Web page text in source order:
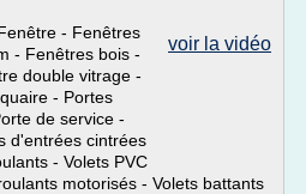
voir la vidéo
- Fenêtres
- Fenêtres bois -
double vitrage -
- Portes
de service -
d'entrées cintrées
- Volets PVC
motorisés - Volets battants